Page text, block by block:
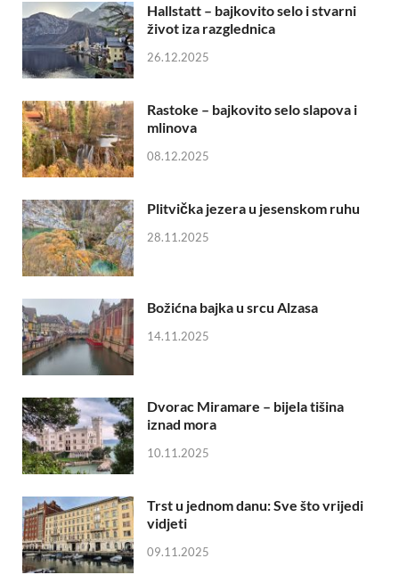
Hallstatt – bajkovito selo i stvarni
život iza razglednica
26.12.2025
Rastoke – bajkovito selo slapova i
mlinova
08.12.2025
Plitvička jezera u jesenskom ruhu
28.11.2025
Božićna bajka u srcu Alzasa
14.11.2025
Dvorac Miramare – bijela tišina
iznad mora
10.11.2025
Trst u jednom danu: Sve što vrijedi
vidjeti
09.11.2025